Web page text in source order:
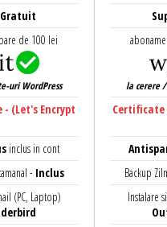
de 100 lei
uri WordPress
(Let's Encrypt
inclus in cont
-Inclus
(PC, Laptop)
la cerere
Certificate
Backup
Instalare